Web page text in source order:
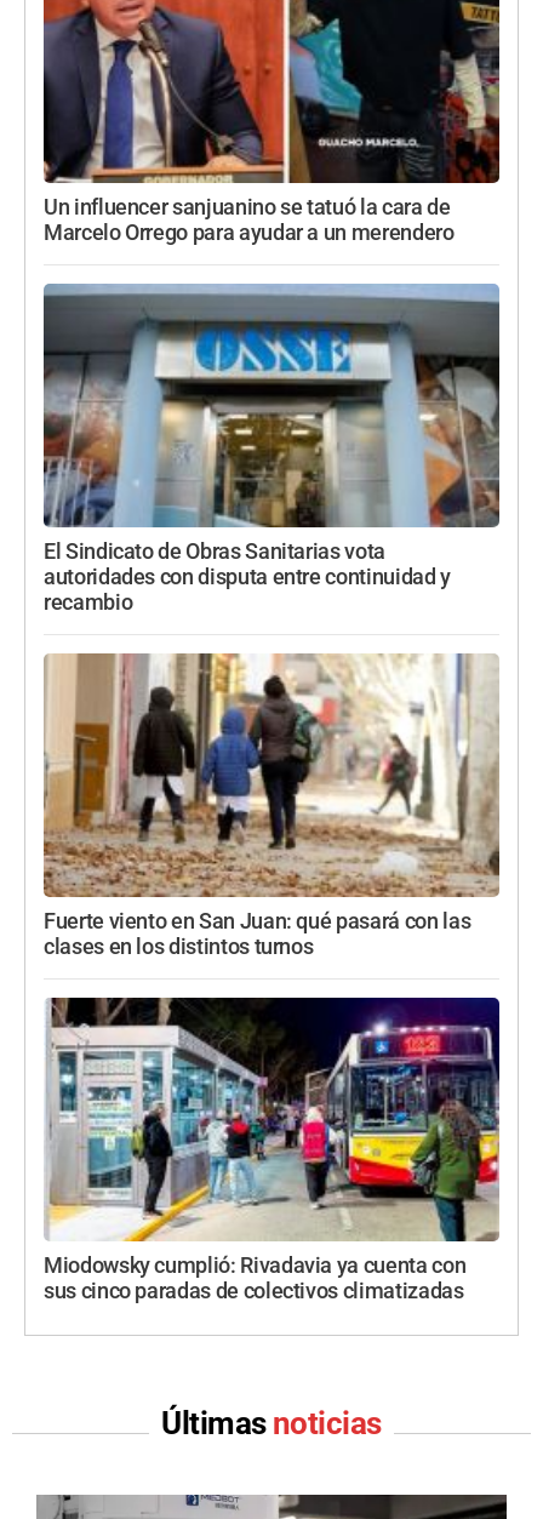
Un influencer sanjuanino se tatuó la cara de
Marcelo Orrego para ayudar a un merendero
El Sindicato de Obras Sanitarias vota
autoridades con disputa entre continuidad y
recambio
Fuerte viento en San Juan: qué pasará con las
clases en los distintos turnos
Miodowsky cumplió: Rivadavia ya cuenta con
sus cinco paradas de colectivos climatizadas
Últimas noticias